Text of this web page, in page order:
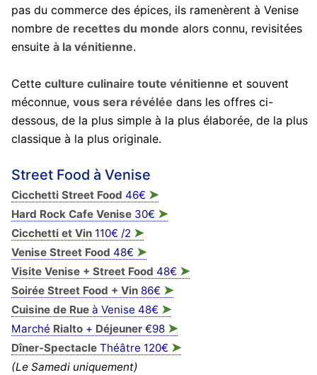
pas du commerce des épices, ils ramenèrent à Venise
nombre de recettes du monde alors connu, revisitées
ensuite à la vénitienne.
Cette culture culinaire toute vénitienne et souvent
méconnue, vous sera révélée dans les offres ci-
dessous, de la plus simple à la plus élaborée, de la plus
classique à la plus originale.
Street Food à Venise
Cicchetti Street Food 46€ ➤
Hard Rock Cafe Venise30€ ➤
Cicchetti et Vin110€ /2 ➤
Venise Street Food 48€ ➤
Visite Venise + Street Food 48€ ➤
Soirée Street Food + Vin86€ ➤
Cuisine de Rueà Venise 48€ ➤
Marché Rialto+ Déjeuner€98 ➤
Dîner-SpectacleThéâtre 120€ ➤
(Le Samedi uniquement)